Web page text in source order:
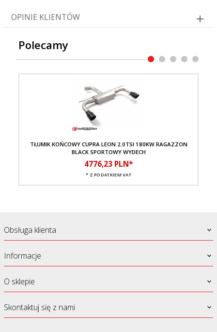
OPINIE KLIENTÓW
Polecamy
TŁUMIK KOŃCOWY CUPRA LEON 2.0TSI 180KW RAGAZZON
BLACK SPORTOWY WYDECH
4776,23 PLN*
* Z PODATKIEM VAT
Obsługa klienta
Informacje
O sklepie
Skontaktuj się z nami